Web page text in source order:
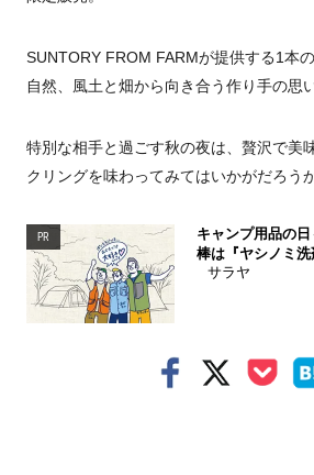
SUNTORY FROM FARMが提供する1本
自然、風土と畑から向き合う作り手の思
特別な相手と過ごす秋の夜は、贅沢で美
クリングを味わってみてはいかがだろうか
PR
キャンプ用品の
棒は『ヤシノミ洗
サラヤ